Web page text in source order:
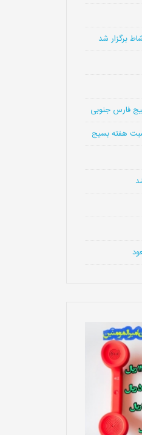
برگزار شد
فارس جنوبی
هفته بسیج